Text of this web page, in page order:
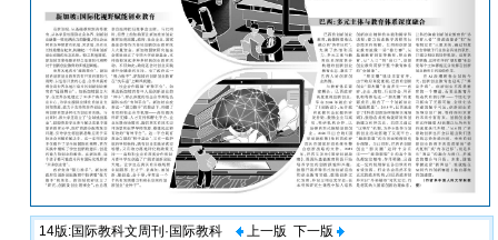
14版:国际教科文周刊·国际教科 上一版 下一版